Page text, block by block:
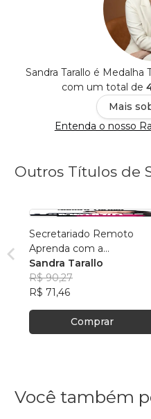
Sandra Tarallo é Medalha
com um total de
Mais
Entenda o nosso
Outros Títulos de
Secretariado Remoto
Aprenda com a
Especialista
Sandra Tarallo
R$ 90,27
R$ 71,46
Comprar
Você também